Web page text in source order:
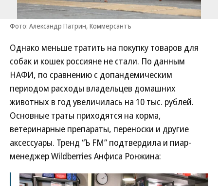
Фото: Александр Патрин, Коммерсантъ
Однако меньше тратить на покупку товаров для
собак и кошек россияне не стали. По данным
НАФИ, по сравнению с допандемическим
периодом расходы владельцев домашних
животных в год увеличилась на 10 тыс. рублей.
Основные траты приходятся на корма,
ветеринарные препараты, переноски и другие
аксессуары. Тренд “Ъ FM” подтвердила и пиар-
менеджер Wildberries Анфиса Ронжина: